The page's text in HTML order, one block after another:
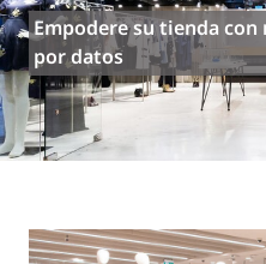
Empodere su tienda
por datos